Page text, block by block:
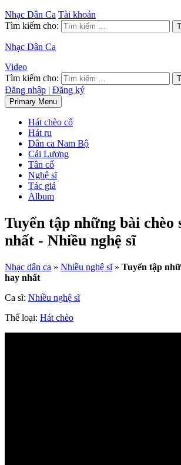
Nhạc Dân Ca Tài khoản
Tìm kiếm cho:
Nhạc Dân Ca
Video
Tìm kiếm cho:
Đăng nhập | Đăng ký
Primary Menu
Hát chèo cổ
Hát ru
Dân ca Nam Bộ
Cải Lương
Tân cổ
Nghệ sĩ
Tác giả
Album
Tuyển tập những bài chèo
nhất - Nhiều nghệ sĩ
Nhạc dân ca » Nhiều nghệ sĩ» Tuyển tập
hay nhất
Ca sĩ: Nhiều nghệ sĩ
Thể loại: Hát chèo